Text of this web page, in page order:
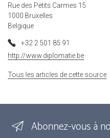
Rue des Petits Carmes 15
1000 Bruxelles
Belgique
+32 2 501 85 91
http://www.diplomatie.be
Tous les articles de cette source
Abonnez-vous à